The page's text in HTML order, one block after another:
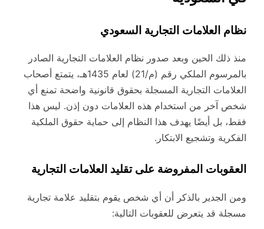
نظام العلامات التجارية السعودي
منذ ذلك الحين وبعد صدور نظام العلامات التجارية الصادر
بالمرسوم الملكي رقم (م/21) لعام 1435هـ، يتمتع أصحاب
العلامات التجارية المسجلة بحقوق قانونية واضحة تمنع أي
شخص آخر من استخدام هذه العلامات دون إذن. ليس هذا
فقط، بل أيضًا يهدف هذا النظام إلى حماية حقوق الملكية
الفكرية وتشجيع الابتكار.
العقوبات المفروضة على تقليد العلامات التجارية
ومن الجدير بالذكر أن أي شخص يقوم بتقليد علامة تجارية
مسجلة قد يتعرض للعقوبات التالية: